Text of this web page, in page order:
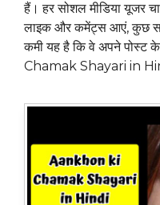
हैं। हर सोशल मीडिया यूजर
लाइक और कमेंट्स आएं, कुछ
कमी यह है कि वे अपने
Chamak Shayari in